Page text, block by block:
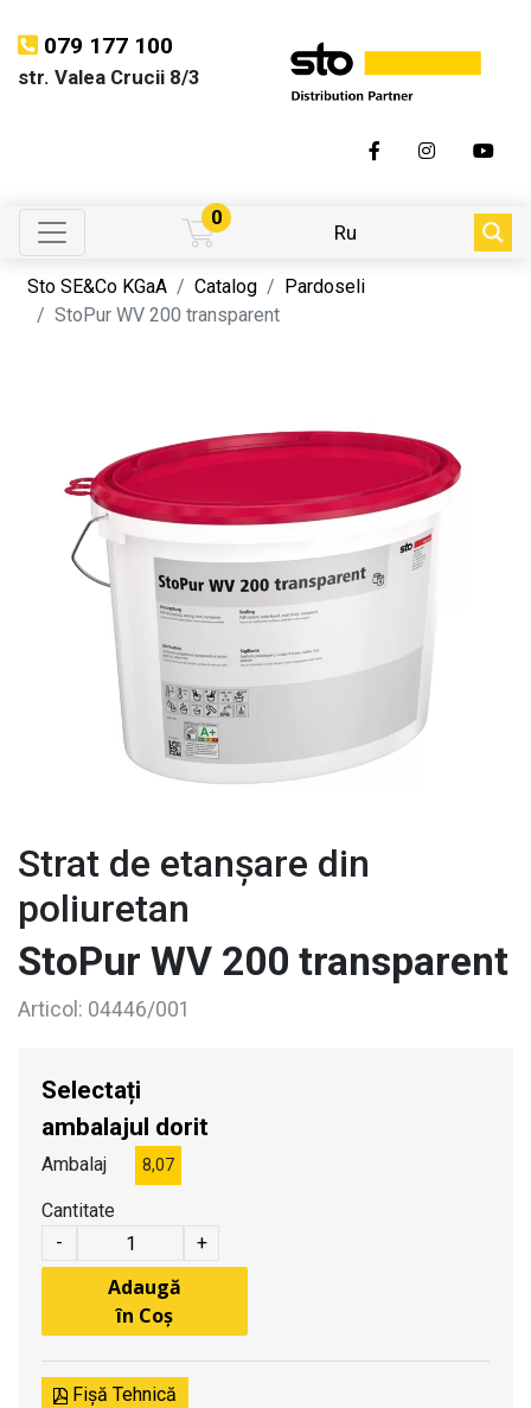
079 177 100
str. Valea Crucii 8/3
0
Ru
Sto SE&Co KGaA Catalog
Pardoseli
StoPur WV 200 transparent
Strat de etanșare din
poliuretan
StoPur WV 200 transparent
Articol: 04446/001
Selectați
ambalajul dorit
Ambalaj 8,07
Cantitate
-
+
Adaugă
în Coș
Fișă Tehnică